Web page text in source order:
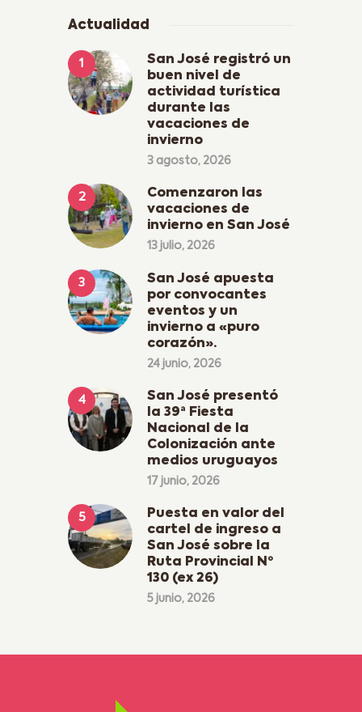
Actualidad
San José registró un
buen nivel de
actividad turística
durante las
vacaciones de
invierno
3 agosto, 2026
Comenzaron las
vacaciones de
invierno en San José
13 julio, 2026
San José apuesta
por convocantes
eventos y un
invierno a «puro
corazón».
24 junio, 2026
San José presentó
la 39ª Fiesta
Nacional de la
Colonización ante
medios uruguayos
17 junio, 2026
Puesta en valor del
cartel de ingreso a
San José sobre la
Ruta Provincial Nº
130 (ex 26)
5 junio, 2026